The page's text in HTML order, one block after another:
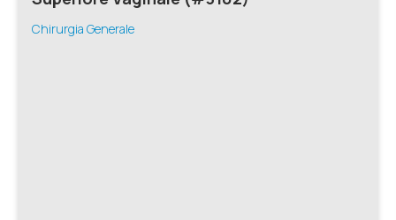
Chirurgia Generale